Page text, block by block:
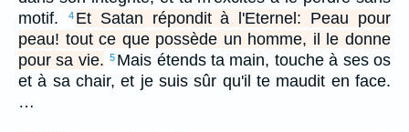
motif.
4 Et Satan répondit à l'Eternel: Peau pour
peau! tout ce que possède un homme, il le donne
pour sa vie.
5 Mais étends ta main, touche à ses os
et à sa chair, et je suis sûr qu'il te maudit en face.
…